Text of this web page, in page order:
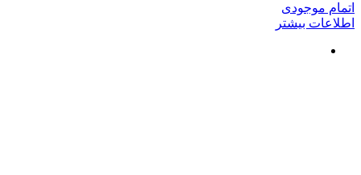
اتمام موجودی
اطلاعات بیشتر